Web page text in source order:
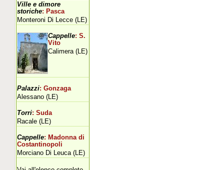
Ville e dimore
storiche: Pasca
Monteroni Di Lecce (LE)
Cappelle: S.
Vito
Calimera (LE)
Palazzi: Gonzaga
Alessano (LE)
Torri: Suda
Racale (LE)
Cappelle: Madonna di
Costantinopoli
Morciano Di Leuca (LE)